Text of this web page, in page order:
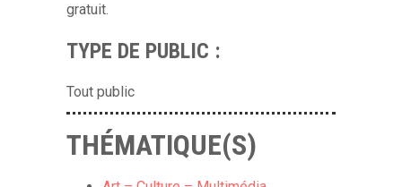
gratuit.
TYPE DE PUBLIC :
Tout public
THÉMATIQUE(S)